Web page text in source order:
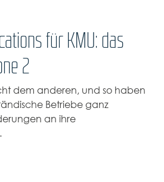
für KMU: das
2
dem anderen, und so haben
Betriebe ganz
an ihre